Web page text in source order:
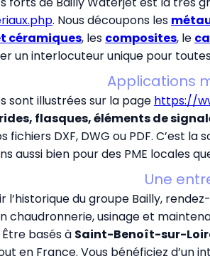
. Nous découpons les
céramiques, les composites, le
un interlocuteur unique pour
Applications
sont illustrées sur la page https://
flasques, éléments de
fichiers DXF, DWG ou PDF. C’est
aussi bien pour des PME locales
Une
l’historique du groupe Bailly,
chaudronnerie, usinage et
Être basés à Saint-Benoît-sur-
en France. Vous bénéficiez d’un